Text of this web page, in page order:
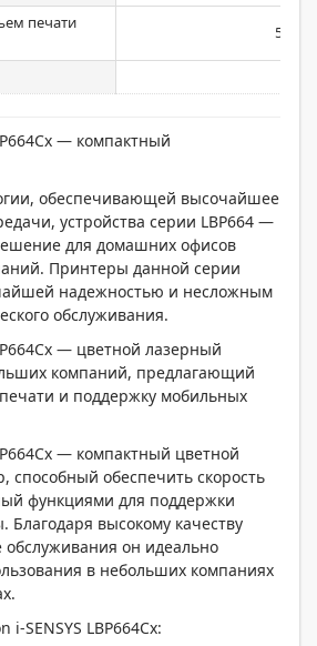
печати
50000
— компактный
обеспечивающей высочайшее
устройства серии LBP664 —
для домашних офисов
Принтеры данной серии
надежностью и несложным
обслуживания.
— цветной лазерный
компаний, предлагающий
и поддержку мобильных
— компактный цветной
способный обеспечить скорость
функциями для поддержки
Благодаря высокому качеству
обслуживания он идеально
в небольших компаниях
i-SENSYS LBP664Cx: